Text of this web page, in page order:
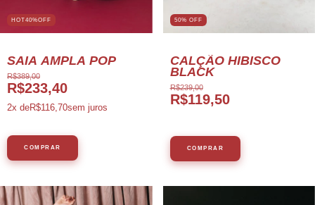
HOT40%OFF
SAIA AMPLA POP
R$389,00
R$233,40
2x deR$116,70sem juros
COMPRAR
50% OFF
CALÇÃO HIBISCO
BLACK
R$239,00
R$119,50
COMPRAR